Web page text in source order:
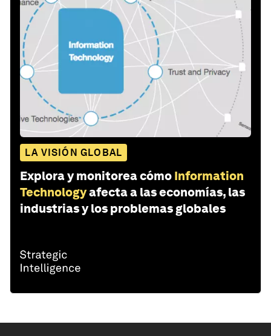
LA VISIÓN GLOBAL
Explora y monitorea cómo Information
Technologyafecta a las economías, las
industrias y los problemas globales